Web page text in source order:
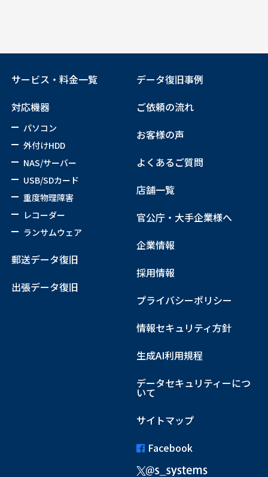
サービス・料金一覧
対応機器
パソコン
外付けHDD
NAS/サーバー
USB/SDカード
重度物理障害
レコーダー
ランサムウェア
郵送データ復旧
出張データ復旧
データ復旧事例
ご依頼の流れ
お客様の声
よくあるご質問
店舗一覧
官公庁・大手企業様へ
企業情報
採用情報
プライバシーポリシー
情報セキュリティ方針
生成AI利用規程
データセキュリティーにつ
いて
サイトマップ
Facebook